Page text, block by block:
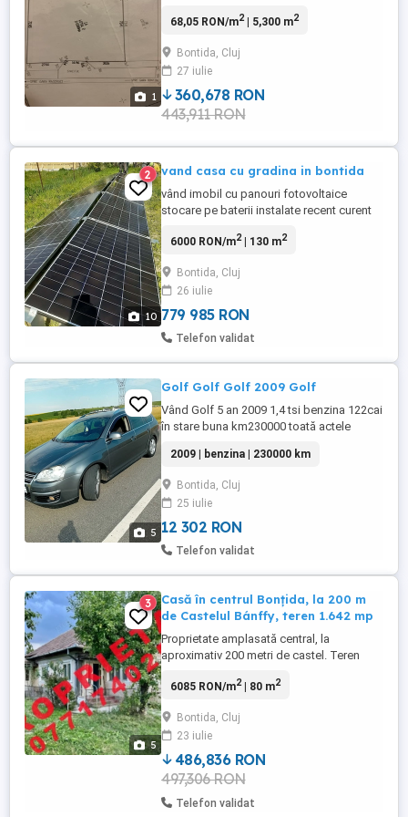
1
pătrați. - Preț 13 euro metru pătrat.
68,05 RON/m2| 5,300 m2
Bontida, Cluj
27 iulie
360,678 RON
443,911 RON
10
2 vand casa cu gradina in bontida
vând imobil cu panouri fotovoltaice
stocare pe baterii instalate recent curent
finisata mobilata ,cu utilități ,gradina cu
fier și policarbonat cu instalație de
picurare ,3 dusuri in curte plus 3wc tot
afara pe lângă ...
6000 RON/m2| 130 m2
Bontida, Cluj
26 iulie
779 985 RON
Telefon validat
5
Golf Golf Golf 2009 Golf
Vând Golf 5 an 2009 1,4 tsi benzina 122cai
în stare buna km230000 toată actele
defecte estetice
2009 | benzina | 230000 km
Bontida, Cluj
25 iulie
12 302 RON
Telefon validat
5
3
Casă în centrul Bonțida, la 200 m
de Castelul Bánffy, teren 1.642 mp
Proprietate amplasată central, la
aproximativ 200 metri de castel. Teren
sau dezvoltare turistică. Casa este
modernizare pentru standarde actuale. An
construcție: 1965 Extindere: 1985 Teren
total: 1.642 mp 700 mp ...
6085 RON/m2| 80 m2
Bontida, Cluj
23 iulie
486,836 RON
497,306 RON
Telefon validat